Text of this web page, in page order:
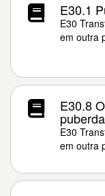
E30.1
E30
em outra
E30.8
E30
em outra